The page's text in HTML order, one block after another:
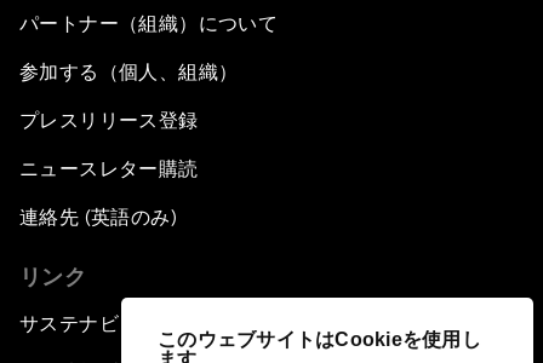
このウェブサイトはCookieを使用し
ます
パートナー（組織）について
参加する（個人、組織）
プレスリリース登録
ニュースレター購読
連絡先 (英語のみ)
リンク
サステナビリティへの取り組み